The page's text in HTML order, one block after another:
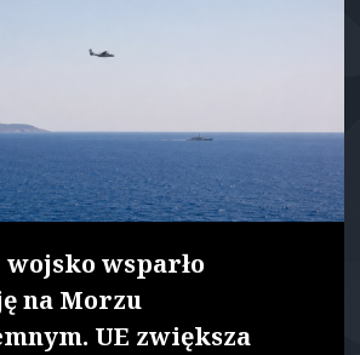
wsparło
na Morzu
UE zwiększa